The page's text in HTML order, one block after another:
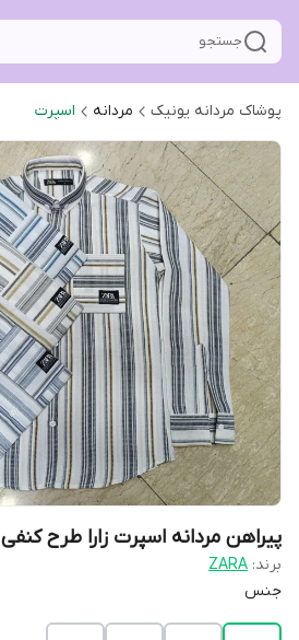
جستجو
پوشاک مردانه یونیک مردانه اسپرت
پیراهن مردانه اسپرت زارا طرح کنفی
برند: ZARA
جنس